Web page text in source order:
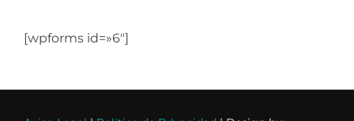
[wpforms id=»6″]